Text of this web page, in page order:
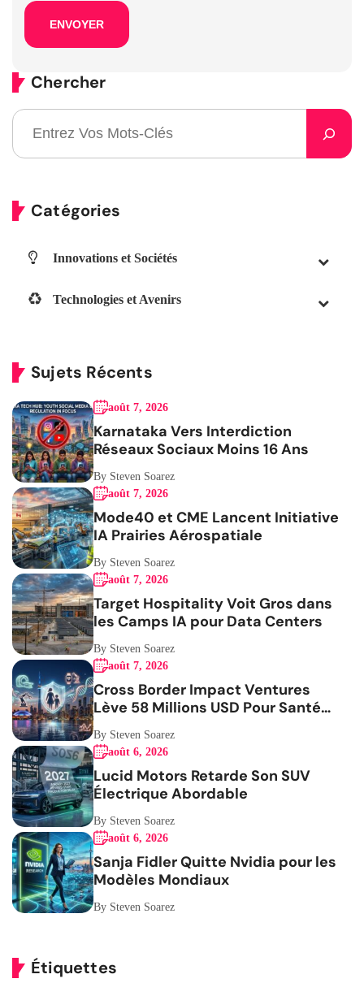
Chercher
Catégories
Innovations et Sociétés
Technologies et Avenirs
Sujets Récents
août 7, 2026
Karnataka Vers Interdiction
Réseaux Sociaux Moins 16 Ans
By Steven Soarez
août 7, 2026
Mode40 et CME Lancent Initiative
IA Prairies Aérospatiale
By Steven Soarez
août 7, 2026
Target Hospitality Voit Gros dans
les Camps IA pour Data Centers
By Steven Soarez
août 7, 2026
Cross Border Impact Ventures
Lève 58 Millions USD Pour Santé
Femmes
By Steven Soarez
août 6, 2026
Lucid Motors Retarde Son SUV
Électrique Abordable
By Steven Soarez
août 6, 2026
Sanja Fidler Quitte Nvidia pour les
Modèles Mondiaux
By Steven Soarez
Étiquettes